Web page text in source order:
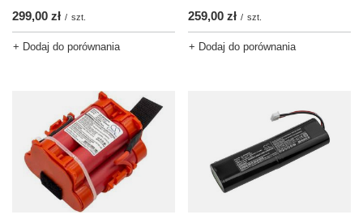
299,00 zł / szt.
+ Dodaj do porównania
259,00 zł / szt.
+ Dodaj do porównania